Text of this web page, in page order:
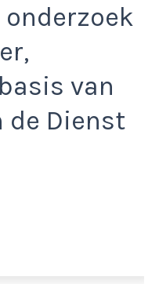
van
de Dienst